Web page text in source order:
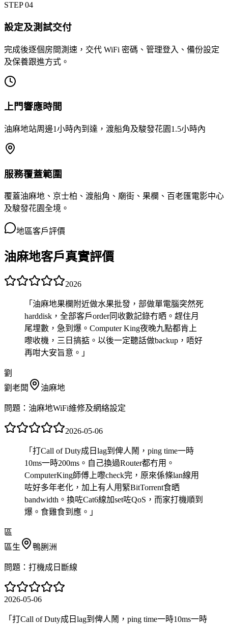
STEP04
設定及測試交付
完成後逐個房間測速，交代 WiFi 密碼、管理登入、備份設定
及保養跟進方式。
上門響應時間
油麻地站周邊1小時內到達，渡船角及駿發花園1.5小時內
服務覆蓋範圍
覆蓋油麻地、京士柏、渡船角、廟街、果欄、百老匯電影中心
及駿發花園全境。
地區客戶評價
油麻地客戶真實評價
2026
「 油麻地果欄附近做水果批發，部做單電腦突然死
harddisk，全部客戶order同收數記錄冇晒。趕住月
尾埋數，急到爆。Computer King夜晚九點都肯上
嚟收機，三日搞掂。以後一定聽話做backup，唔好
再咁大安旨意。 」
劉
劉老闆
油麻地
問題： 油麻地WiFi維修及網絡設定
2026-05-06
「 打Call of Duty成日lag到俾人鬧，ping time一時
10ms一時200ms。自己換過Router都冇用。
ComputerKing師傅上嚟check完，原來係條lan線用
咗好多年老化，加上有人用緊BitTorrent食晒
bandwidth。換咗Cat6線加set咗QoS，而家打機順到
爆。食雞食到應。 」
區
區生
鴨脷洲
問題： 打機成日斷線
2026-05-06
「 打Call of Duty成日lag到俾人鬧，ping time一時10ms一時